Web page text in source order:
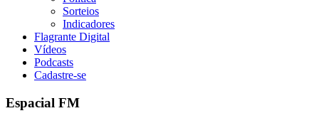
Sorteios
Indicadores
Flagrante Digital
Vídeos
Podcasts
Cadastre-se
Espacial FM